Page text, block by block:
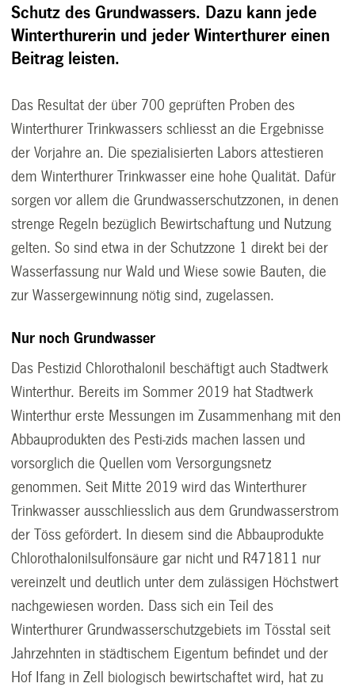
Schutz des Grundwassers. Dazu kann jede
Winterthurerin und jeder Winterthurer einen
Beitrag leisten.
Das Resultat der über 700 geprüften Proben des
Winterthurer Trinkwassers schliesst an die Ergebnisse
der Vorjahre an. Die spezialisierten Labors attestieren
dem Winterthurer Trinkwasser eine hohe Qualität. Dafür
sorgen vor allem die Grundwasserschutzzonen, in denen
strenge Regeln bezüglich Bewirtschaftung und Nutzung
gelten. So sind etwa in der Schutzzone 1 direkt bei der
Wasserfassung nur Wald und Wiese sowie Bauten, die
zur Wassergewinnung nötig sind, zugelassen.
Nur noch Grundwasser
Das Pestizid Chlorothalonil beschäftigt auch Stadtwerk
Winterthur. Bereits im Sommer 2019 hat Stadtwerk
Winterthur erste Messungen im Zusammenhang mit den
Abbauprodukten des Pesti-zids machen lassen und
vorsorglich die Quellen vom Versorgungsnetz
genommen. Seit Mitte 2019 wird das Winterthurer
Trinkwasser ausschliesslich aus dem Grundwasserstrom
der Töss gefördert. In diesem sind die Abbauprodukte
Chlorothalonilsulfonsäure gar nicht und R471811 nur
vereinzelt und deutlich unter dem zulässigen Höchstwert
nachgewiesen worden. Dass sich ein Teil des
Winterthurer Grundwasserschutzgebiets im Tösstal seit
Jahrzehnten in städtischem Eigentum befindet und der
Hof Ifang in Zell biologisch bewirtschaftet wird, hat zu